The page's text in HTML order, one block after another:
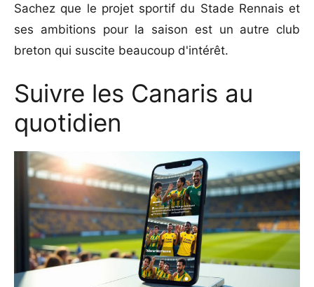
Sachez que le projet sportif du Stade Rennais et
ses ambitions pour la saison est un autre club
breton qui suscite beaucoup d'intérêt.
Suivre les Canaris au
quotidien